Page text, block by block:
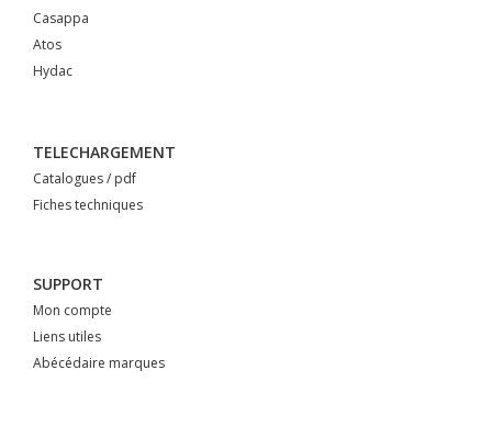
Casappa
Atos
Hydac
TELECHARGEMENT
Catalogues / pdf
Fiches techniques
SUPPORT
Mon compte
Liens utiles
Abécédaire marques